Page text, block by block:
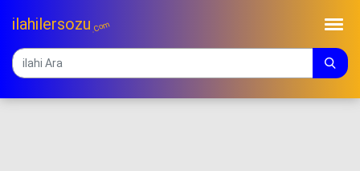
ilahilersozu.Com